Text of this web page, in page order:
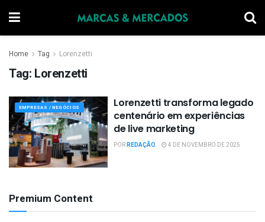
Home Tag Lorenzetti
Tag: Lorenzetti
EMPRESAS / NEGÓCIOS
Lorenzetti transforma legado
centenário em experiências
de live marketing
PORREDAÇÃO 4 DE NOVEMBRO DE 2025
Premium Content